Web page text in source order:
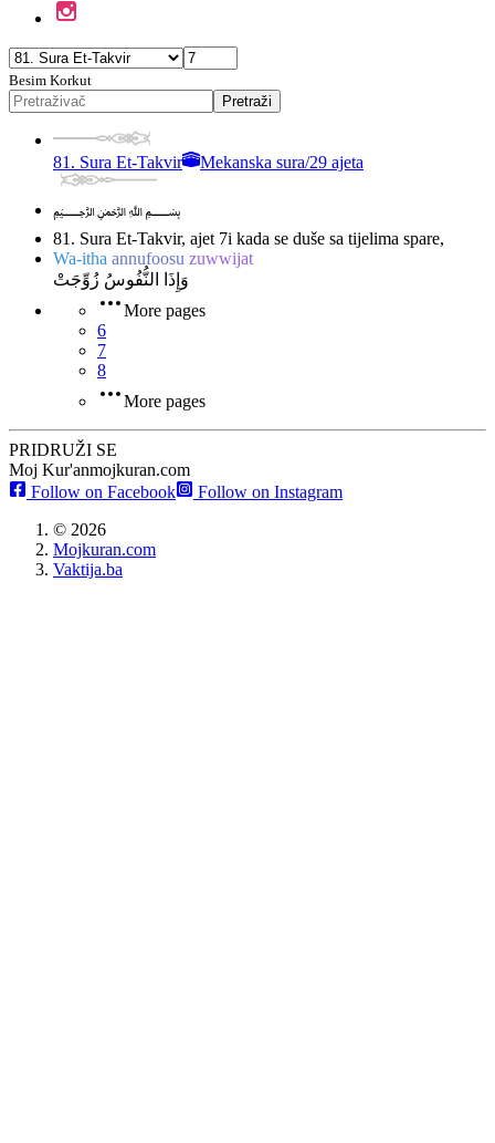
Besim Korkut
Pretraži
81. Sura Et-Takvir Mekanska sura/29 ajeta
﷽
81. Sura Et-Takvir, ajet 7i kada se duše sa tijelima spare,
Wa-itha annufoosu zuwwijat
وَإِذَا النُّفُوسُ زُوِّجَتْ
More pages
6
7
8
More pages
PRIDRUŽI SE
Moj Kur'anmojkuran.com
Follow on Facebook
Follow on Instagram
© 2026
Mojkuran.com
Vaktija.ba